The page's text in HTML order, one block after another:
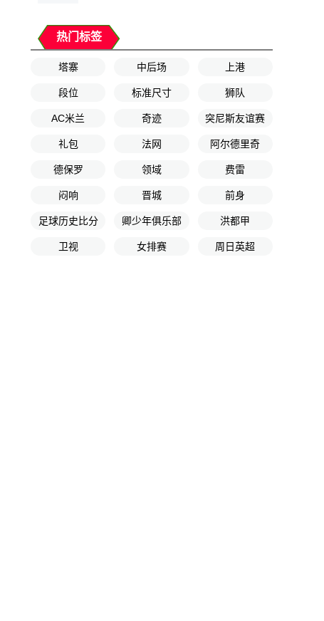
热门标签
塔寨 中后场 上港
段位 标准尺寸 狮队
AC米兰 奇迹 突尼斯友谊赛
礼包 法网 阿尔德里奇
德保罗 领域 费雷
闷响 晋城 前身
足球历史比分 卿少年俱乐部 洪都甲
卫视 女排赛 周日英超